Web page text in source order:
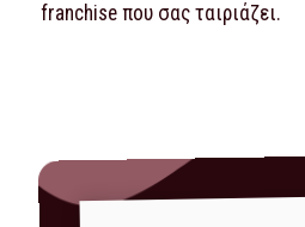
franchise που σας ταιριάζει.